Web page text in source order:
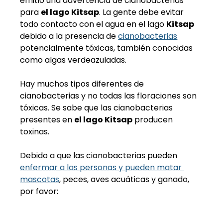
para el lago Kitsap. La gente debe evitar
todo contacto con el agua en el lago Kitsap
debido a la presencia de cianobacterias
potencialmente tóxicas, también conocidas
como algas verdeazuladas.
Hay muchos tipos diferentes de
cianobacterias y no todas las floraciones son
tóxicas. Se sabe que las cianobacterias
presentes en el lago Kitsap producen
toxinas.
Debido a que las cianobacterias pueden
enfermar a las personas y pueden matar
mascotas, peces, aves acuáticas y ganado,
por favor: